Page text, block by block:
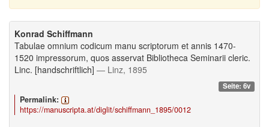
Konrad Schiffmann
Tabulae omnium codicum manu scriptorum et annis 1470-
1520 impressorum, quos asservat Bibliotheca Seminarii cleric.
Linc. [handschriftlich] — Linz, 1895
Seite: 6v
Permalink:
https://manuscripta.at/diglit/schiffmann_1895/0012